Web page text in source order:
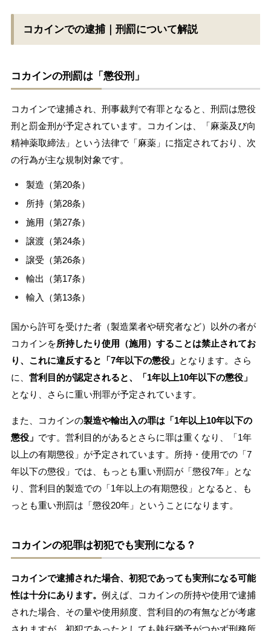
コカインでの逮捕｜刑罰について解説
コカインの刑罰は「懲役刑」
コカインで逮捕され、刑事裁判で有罪となると、刑罰は懲役
刑と罰金刑が予定されています。コカインは、「麻薬及び向
精神薬取締法」という法律で「麻薬」に指定されており、次
の行為が主な規制対象です。
製造（第20条）
所持（第28条）
施用（第27条）
譲渡（第24条）
譲受（第26条）
輸出（第17条）
輸入（第13条）
国から許可を受けた者（製造業者や研究者など）以外の者が
コカインを所持したり使用（施用）することは禁止されてお
り、これに違反すると「7年以下の懲役」 となります。さら
に、 営利目的が認定されると、「1年以上10年以下の懲役」
となり、さらに重い刑罪が予定されています。
また、コカインの製造や輸出入の罪は「1年以上10年以下の
懲役」 です。営利目的があるとさらに罪は重くなり、「1年
以上の有期懲役」が予定されています。所持・使用での「7
年以下の懲役」では、もっとも重い刑罰が「懲役7年」とな
り、営利目的製造での「1年以上の有期懲役」となると、も
っとも重い刑罰は「懲役20年」ということになります。
コカインの犯罪は初犯でも実刑になる？
コカインで逮捕された場合、初犯であっても実刑になる可能
性は十分にあります。 例えば、コカインの所持や使用で逮捕
された場合、その量や使用頻度、営利目的の有無などが考慮
されますが、初犯であったとしても執行猶予がつかず刑務所